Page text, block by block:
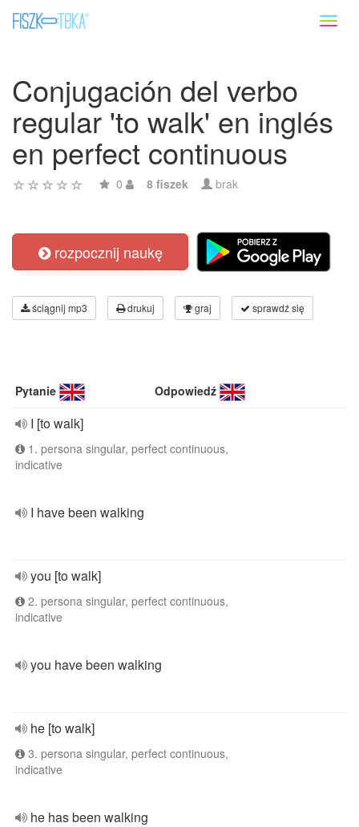
Conjugación del verbo
regular 'to walk' en inglés
en perfect continuous
0 8 fiszek brak
rozpocznij naukę
ściągnij mp3 drukuj graj sprawdź się
Pytanie Odpowiedź
I [to walk]
1. persona singular, perfect continuous,
indicative
I have been walking
you [to walk]
2. persona singular, perfect continuous,
indicative
you have been walking
he [to walk]
3. persona singular, perfect continuous,
indicative
he has been walking